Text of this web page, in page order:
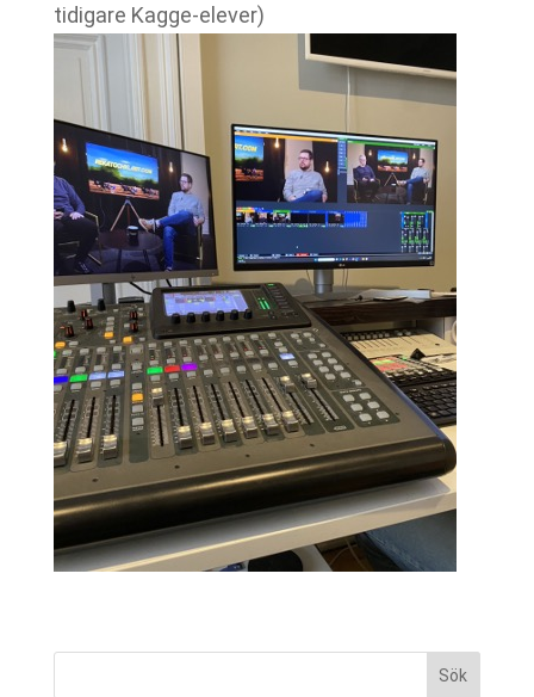
tidigare Kagge-elever)